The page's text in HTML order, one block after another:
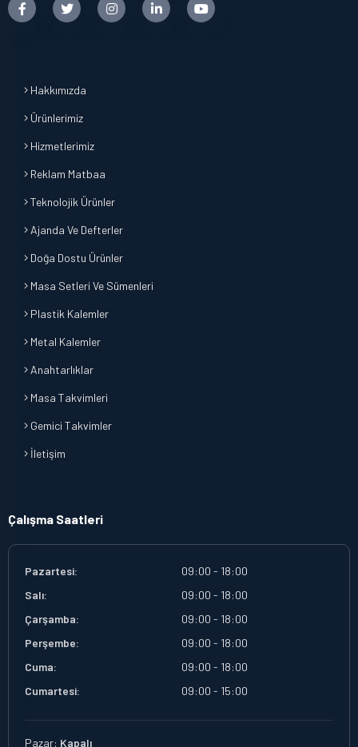
Hakkımızda
Ürünlerimiz
Hizmetlerimiz
Reklam Matbaa
Teknolojik Ürünler
Ajanda Ve Defterler
Doğa Dostu Ürünler
Masa Setleri Ve Sümenleri
Plastik Kalemler
Metal Kalemler
Anahtarlıklar
Masa Takvimleri
Gemici Takvimler
İletişim
Çalışma Saatleri
Pazartesi:
09:00 - 18:00
Salı:
09:00 - 18:00
Çarşamba:
09:00 - 18:00
Perşembe:
09:00 - 18:00
Cuma:
09:00 - 18:00
Cumartesi:
09:00 - 15:00
Pazar: Kapalı